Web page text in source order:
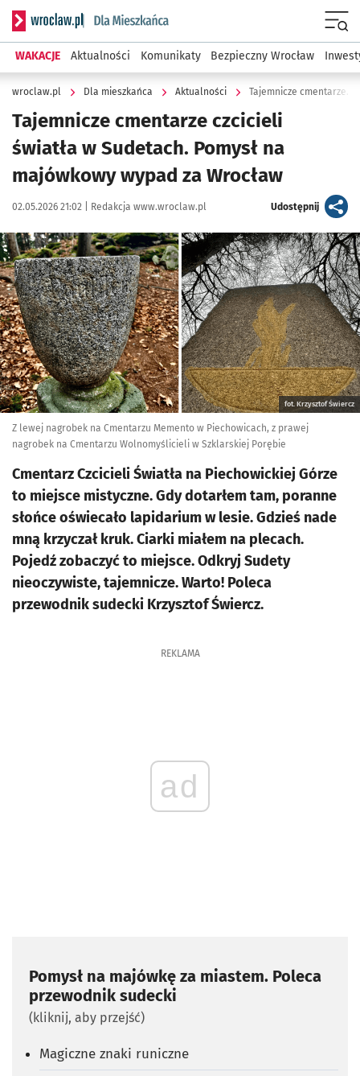
Serwis informacyjny wroclaw.pl podserwis: Dla mieszkańca
WAKACJE Aktualności Komunikaty Bezpieczny Wrocław
wroclaw.pl Dla mieszkańca Aktualności Tajemnicze cmentarze.
Tajemnicze cmentarze czcicieli
światła w Sudetach. Pomysł na
majówkowy wypad za Wrocław
Data publikacji:
02.05.2026 21:02 | Autor:
Redakcja www.wroclaw.pl Udostępnijartykuł
Kliknij, aby powiększyć
fot. Krzysztof Świercz
Z lewej nagrobek na Cmentarzu Memento w Piechowicach, z prawej
nagrobek na Cmentarzu Wolnomyślicieli w Szklarskiej Porębie
Cmentarz Czcicieli Światła na Piechowickiej Górze
to miejsce mistyczne. Gdy dotarłem tam, poranne
słońce oświecało lapidarium w lesie. Gdzieś nade
mną krzyczał kruk. Ciarki miałem na plecach.
Pojedź zobaczyć to miejsce. Odkryj Sudety
nieoczywiste, tajemnicze. Warto! Poleca
przewodnik sudecki Krzysztof Świercz.
REKLAMA
ad
Pomysł na majówkę za miastem. Poleca
przewodnik sudecki
(kliknij, aby przejść)
Magiczne znaki runiczne